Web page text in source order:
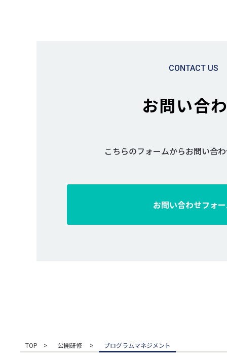
CONTACT US
お問い合
こちらのフォームからお問い合
お問い合わせフォ
TOP 公開研修 プログラムマネジメント